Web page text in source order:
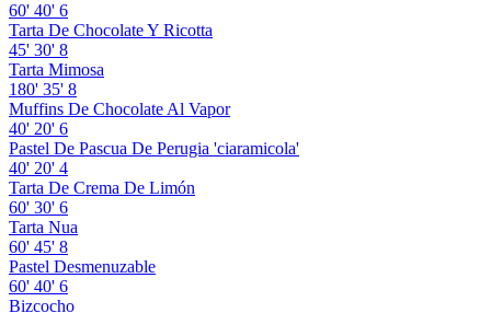
60' 40' 6
Tarta De Chocolate Y Ricotta
45' 30' 8
Tarta Mimosa
180' 35' 8
Muffins De Chocolate Al Vapor
40' 20' 6
Pastel De Pascua De Perugia 'ciaramicola'
40' 20' 4
Tarta De Crema De Limón
60' 30' 6
Tarta Nua
60' 45' 8
Pastel Desmenuzable
60' 40' 6
Bizcocho